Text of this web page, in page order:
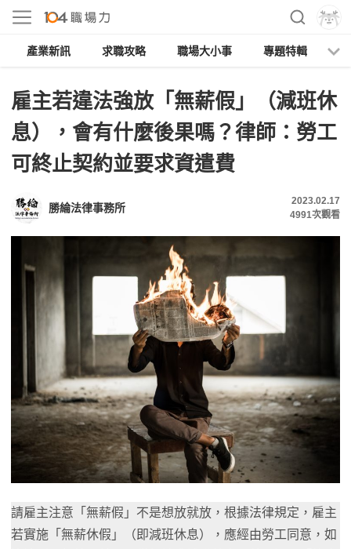
產業新訊 求職攻略 職場大小事 專題特輯
雇主若違法強放「無薪假」（減班休
息），會有什麼後果嗎？律師：勞工
可終止契約並要求資遣費
勝綸法律事務所
2023.02.17
4991次觀看
請雇主注意「無薪假」不是想放就放，根據法律規定，雇主
若實施「無薪休假」（即減班休息），應經由勞工同意，如